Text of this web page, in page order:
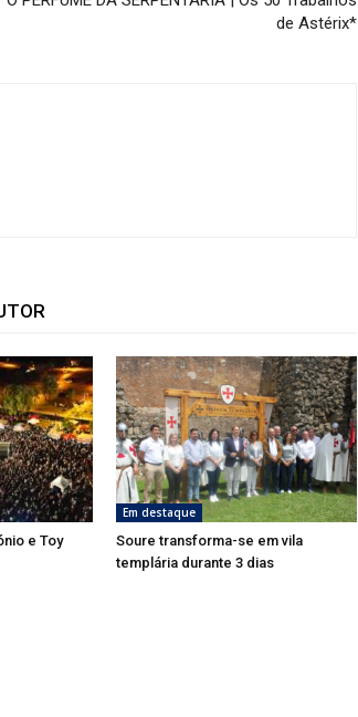
de Astérix*
e Toy
Em destaque
Soure transforma-se em vila
templária durante 3 dias